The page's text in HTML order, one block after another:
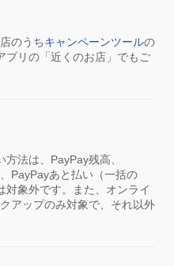
のうちキャンペーンツールの
プリの「近くのお店」でもご
法は、PayPay残高、
PayPayあと払い（一括の
対象外です。また、オンライ
アップのみ対象で、それ以外